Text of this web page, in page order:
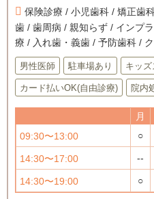
保険診療 / 小児歯科 / 矯正歯
歯 / 歯周病 / 親知らず / インプ
療 / 入れ歯・義歯 / 予防歯科 /
男性医師 駐車場あり キッズ
カード払いOK(自由診療) 院内
月
09:30〜13:00
○
14:30〜17:00 --
14:30〜19:00 ○